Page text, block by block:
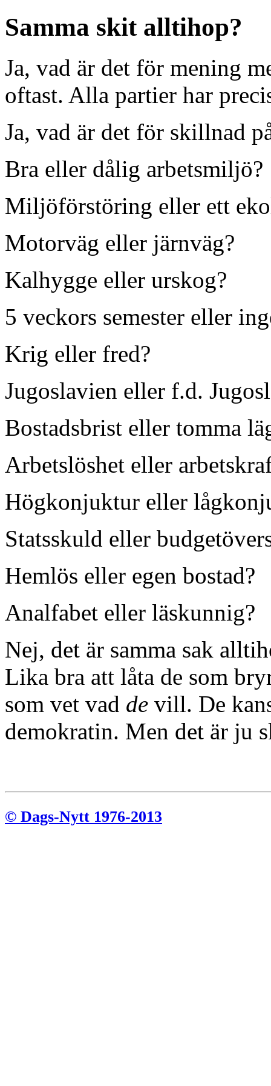
Samma skit alltihop?
Ja, vad är det för mening
oftast. Alla partier har
Ja, vad är det för skillnad
Bra eller dålig arbetsmiljö?
Miljöförstöring eller ett
Motorväg eller järnväg?
Kalhygge eller urskog?
5 veckors semester eller
Krig eller fred?
Jugoslavien eller f.d.
Bostadsbrist eller tomma
Arbetslöshet eller
Högkonjuktur eller
Statsskuld eller
Hemlös eller egen bostad?
Analfabet eller läskunnig?
Nej, det är samma sak
Lika bra att låta de som
som vet vad de vill. De
demokratin. Men det är ju
© Dags-Nytt 1976-2013